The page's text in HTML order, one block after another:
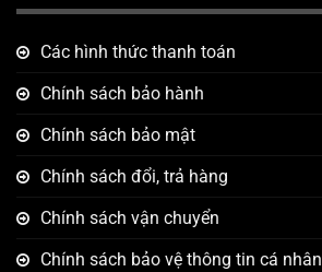
Các hình thức thanh toán
Chính sách bảo hành
Chính sách bảo mật
Chính sách đổi, trả hàng
Chính sách vận chuyển
Chính sách bảo vệ thông tin cá nhân